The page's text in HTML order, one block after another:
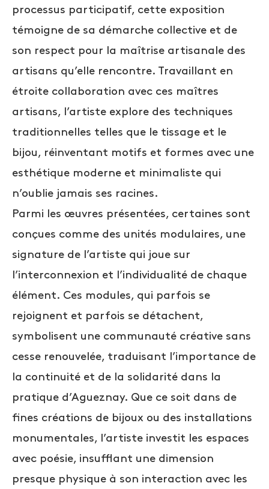
processus participatif, cette exposition
témoigne de sa démarche collective et de
son respect pour la maîtrise artisanale des
artisans qu’elle rencontre. Travaillant en
étroite collaboration avec ces maîtres
artisans, l’artiste explore des techniques
traditionnelles telles que le tissage et le
bijou, réinventant motifs et formes avec une
esthétique moderne et minimaliste qui
n’oublie jamais ses racines.
Parmi les œuvres présentées, certaines sont
conçues comme des unités modulaires, une
signature de l’artiste qui joue sur
l’interconnexion et l’individualité de chaque
élément. Ces modules, qui parfois se
rejoignent et parfois se détachent,
symbolisent une communauté créative sans
cesse renouvelée, traduisant l’importance de
la continuité et de la solidarité dans la
pratique d’Agueznay. Que ce soit dans de
fines créations de bijoux ou des installations
monumentales, l’artiste investit les espaces
avec poésie, insufflant une dimension
presque physique à son interaction avec les